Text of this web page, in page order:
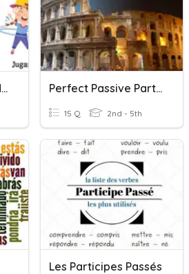
¿Qué Pasaría Si Nadie Colaborará? Perfect Passive Participles (in Latin)
15 Q 2nd - 5th
Les Participes Passés